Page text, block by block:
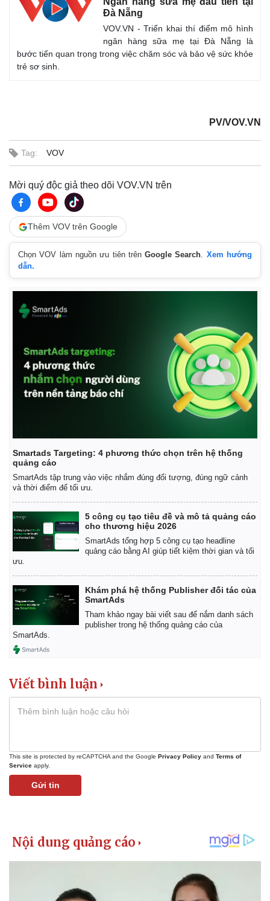
Pháp luật
Vũ khí
Việt Nam
Đà Nẵng
VOV.VN - Triển khai thí điểm mô hình
ngân hàng sữa mẹ tại Đà Nẵng là
bước tiến quan trọng trong việc chăm sóc và bảo vệ sức khỏe
trẻ sơ sinh.
PV/VOV.VN
Tag: VOV
Mời quý độc giả theo dõi VOV.VN trên
Thêm VOV trên Google
Chọn VOV làm nguồn ưu tiên trênGoogle Search. Xem hướng
dẫn.
Smartads Targeting: 4 phương thức chọn trên hệ thống
quảng cáo
SmartAds tập trung vào việc nhắm đúng đối tượng, đúng ngữ cảnh
và thời điểm để tối ưu.
5 công cụ tạo tiêu đề và mô tả quảng cáo
cho thương hiệu 2026
SmartAds tổng hợp 5 công cụ tạo headline
quảng cáo bằng AI giúp tiết kiệm thời gian và tối
ưu.
Khám phá hệ thống Publisher đối tác của
SmartAds
Tham khảo ngay bài viết sau để nắm danh sách
publisher trong hệ thống quảng cáo của
SmartAds.
Viết bình luận
This site is protected by reCAPTCHA and the Google Privacy Policy and Terms of
Service apply.
Gửi tin